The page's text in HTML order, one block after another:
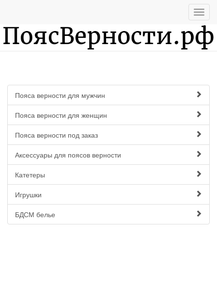
Пояса верности для мужчин
Пояса верности для женщин
Пояса верности под заказ
Аксессуары для поясов верности
Катетеры
Игрушки
БДСМ белье